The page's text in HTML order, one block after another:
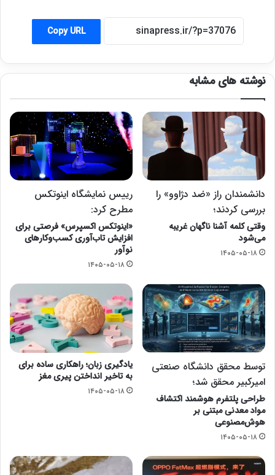
Copy URL
نوشته های مشابه
دانشمندان راز «ضد دژاوو» را
بررسی کردند؛
وقتی کلمه آشنا ناگهان غریبه
می‌شود
۱۴۰۵-۰۵-۱۸
رییس نمایشگاه اینوتکس
مطرح کرد:
«اینوتکس اکسپرس» فرصتی برای
افزایش تاب‌آوری کسب‌وکارهای
نوآور
۱۴۰۵-۰۵-۱۸
توسط محقق دانشگاه صنعتی
امیرکبیر محقق شد؛
طراحی پلتفرم هوشمند اکتشاف
مواد معدنی مبتنی بر
هوش‌مصنوعی
۱۴۰۵-۰۵-۱۸
یادگیری زبان؛ راهکاری ساده برای
به تاخیر انداختن پیری مغز
۱۴۰۵-۰۵-۱۸